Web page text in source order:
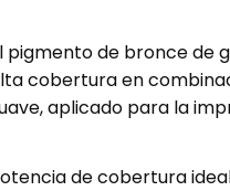
pigmento de bronce de
cobertura en
aplicado para la
de cobertura